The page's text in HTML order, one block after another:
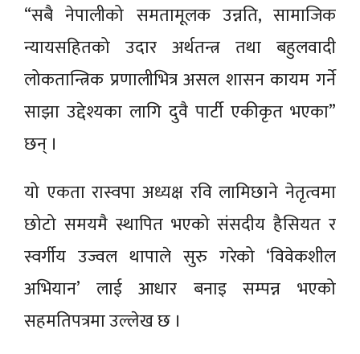
“सबै नेपालीको समतामूलक उन्नति, सामाजिक
न्यायसहितको उदार अर्थतन्त्र तथा बहुलवादी
लोकतान्त्रिक प्रणालीभित्र असल शासन कायम गर्ने
साझा उद्देश्यका लागि दुवै पार्टी एकीकृत भएका”
छन् ।
यो एकता रास्वपा अध्यक्ष रवि लामिछाने नेतृत्वमा
छोटो समयमै स्थापित भएको संसदीय हैसियत र
स्वर्गीय उज्वल थापाले सुरु गरेको ‘विवेकशील
अभियान’ लाई आधार बनाइ सम्पन्न भएको
सहमतिपत्रमा उल्लेख छ ।